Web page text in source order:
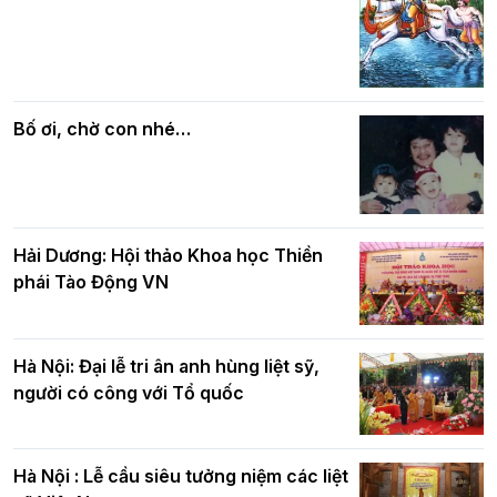
nhân mùa Phật đản PL.2570
Phật giáo chính tín Phần 7: Luật nhân
quả
Bố ơi, chờ con nhé…
Hải Dương: Hội thảo Khoa học Thiền
phái Tào Động VN
Hà Nội: Đại lễ tri ân anh hùng liệt sỹ,
người có công với Tổ quốc
Hà Nội : Lễ cầu siêu tưởng niệm các liệt